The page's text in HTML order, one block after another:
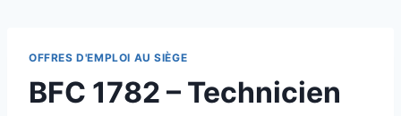
OFFRES D'EMPLOI AU SIÈGE
BFC 1782 – Technicien